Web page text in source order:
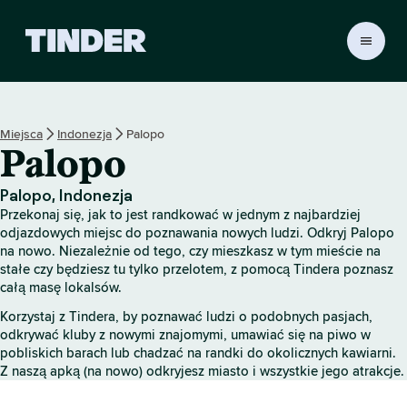
r
o
n
a
g
w
n
a
Miejsca Indonezja Palopo
Palopo
Palopo, Indonezja
Przekonaj się, jak to jest randkować w jednym z najbardziej
odjazdowych miejsc do poznawania nowych ludzi. Odkryj Palopo
na nowo. Niezależnie od tego, czy mieszkasz w tym mieście na
stałe czy będziesz tu tylko przelotem, z pomocą Tindera poznasz
całą masę lokalsów.
Korzystaj z Tindera, by poznawać ludzi o podobnych pasjach,
odkrywać kluby z nowymi znajomymi, umawiać się na piwo w
pobliskich barach lub chadzać na randki do okolicznych kawiarni.
Z naszą apką (na nowo) odkryjesz miasto i wszystkie jego atrakcje.